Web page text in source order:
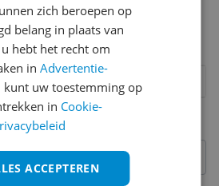
6
5
Vraag 1 van 4
zich beroepen op
belang in plaats van
hebt het recht om
inAdvertentie-
kunt uw toestemming op
in Cookie-
ACCEPTEREN